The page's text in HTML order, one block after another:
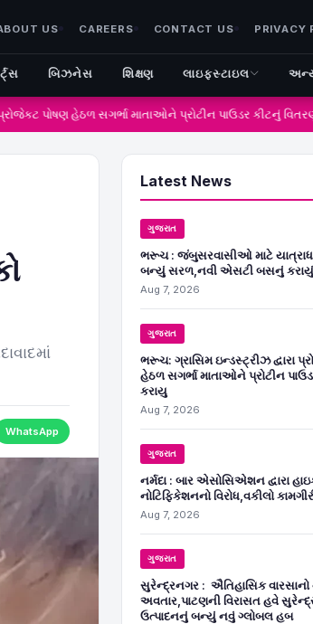
US CAREERS CONTACT US PRIVACY
બિઝનેસ શિક્ષણ લાઇફસ્ટાઇલ
પોષણ હેઠળ સગર્ભા માતાઓને પ્રોટીન પાઉડર કીટનું વિતરણ
WhatsApp
Latest News
ગુજરાત
ભરૂચ : જંબુસરવાસીઓ માટે
બન્યું સરળ,નવી એસટી બસનું કરાયું
Aug 7, 2026
ગુજરાત
ભરૂચ: ગ્રાસિમ ઇન્ડસ્ટ્રીઝ દ્વારા
હેઠળ સગર્ભા માતાઓને પ્રોટીન
કરાયુ
Aug 7, 2026
ગુજરાત
નર્મદા : બાર એસોસિએશન દ્વારા
નોટિફિકેશનનો વિરોધ,વકીલો
Aug 7, 2026
ગુજરાત
સુરેન્દ્રનગર : ઐતિહાસિક વારસાનો
અવતાર,પાટણની વિરાસત હવે
ઉત્પાદનનું બન્યું નવું ગ્લોબલ હબ